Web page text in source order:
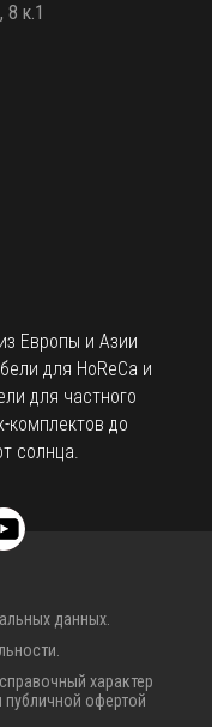
Европы и Азии
для HoReCa и
для частного
комплектов до
солнца.
8 к.1
данных.
характер
публичной офертой